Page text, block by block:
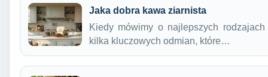
Jaka dobra kawa ziarnista
Kiedy mówimy o najlepszych
kilka kluczowych odmian, które…